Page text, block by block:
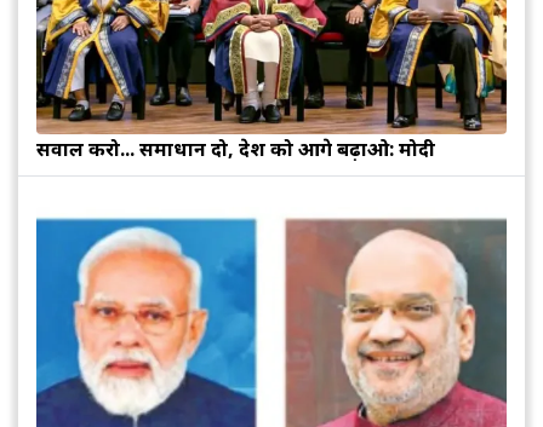
सवाल करो... समाधान दो, देश को आगे बढ़ाओ: मोदी